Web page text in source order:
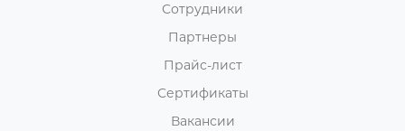
Сотрудники
Партнеры
Прайс-лист
Сертификаты
Вакансии